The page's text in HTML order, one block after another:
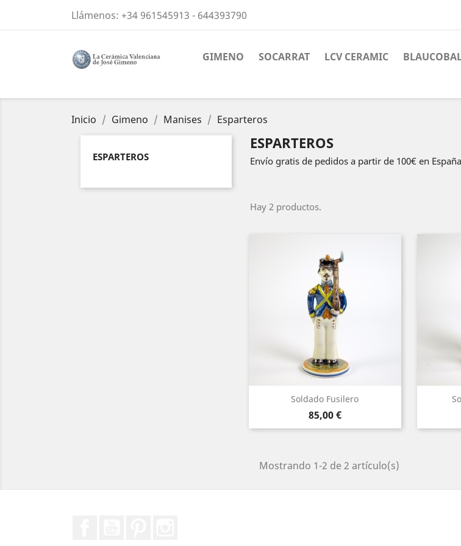
Llámenos: +34 961545913 - 644393790
GIMENO SOCARRAT LCV CERAMIC
Inicio Gimeno Manises Esparteros
ESPARTEROS
ESPARTEROS
Envío gratis de pedidos a partir de 100€ en
Hay 2 productos.
Soldado Fusilero
Precio
85,00 €
Mostrando 1-2 de 2 artículo(s)